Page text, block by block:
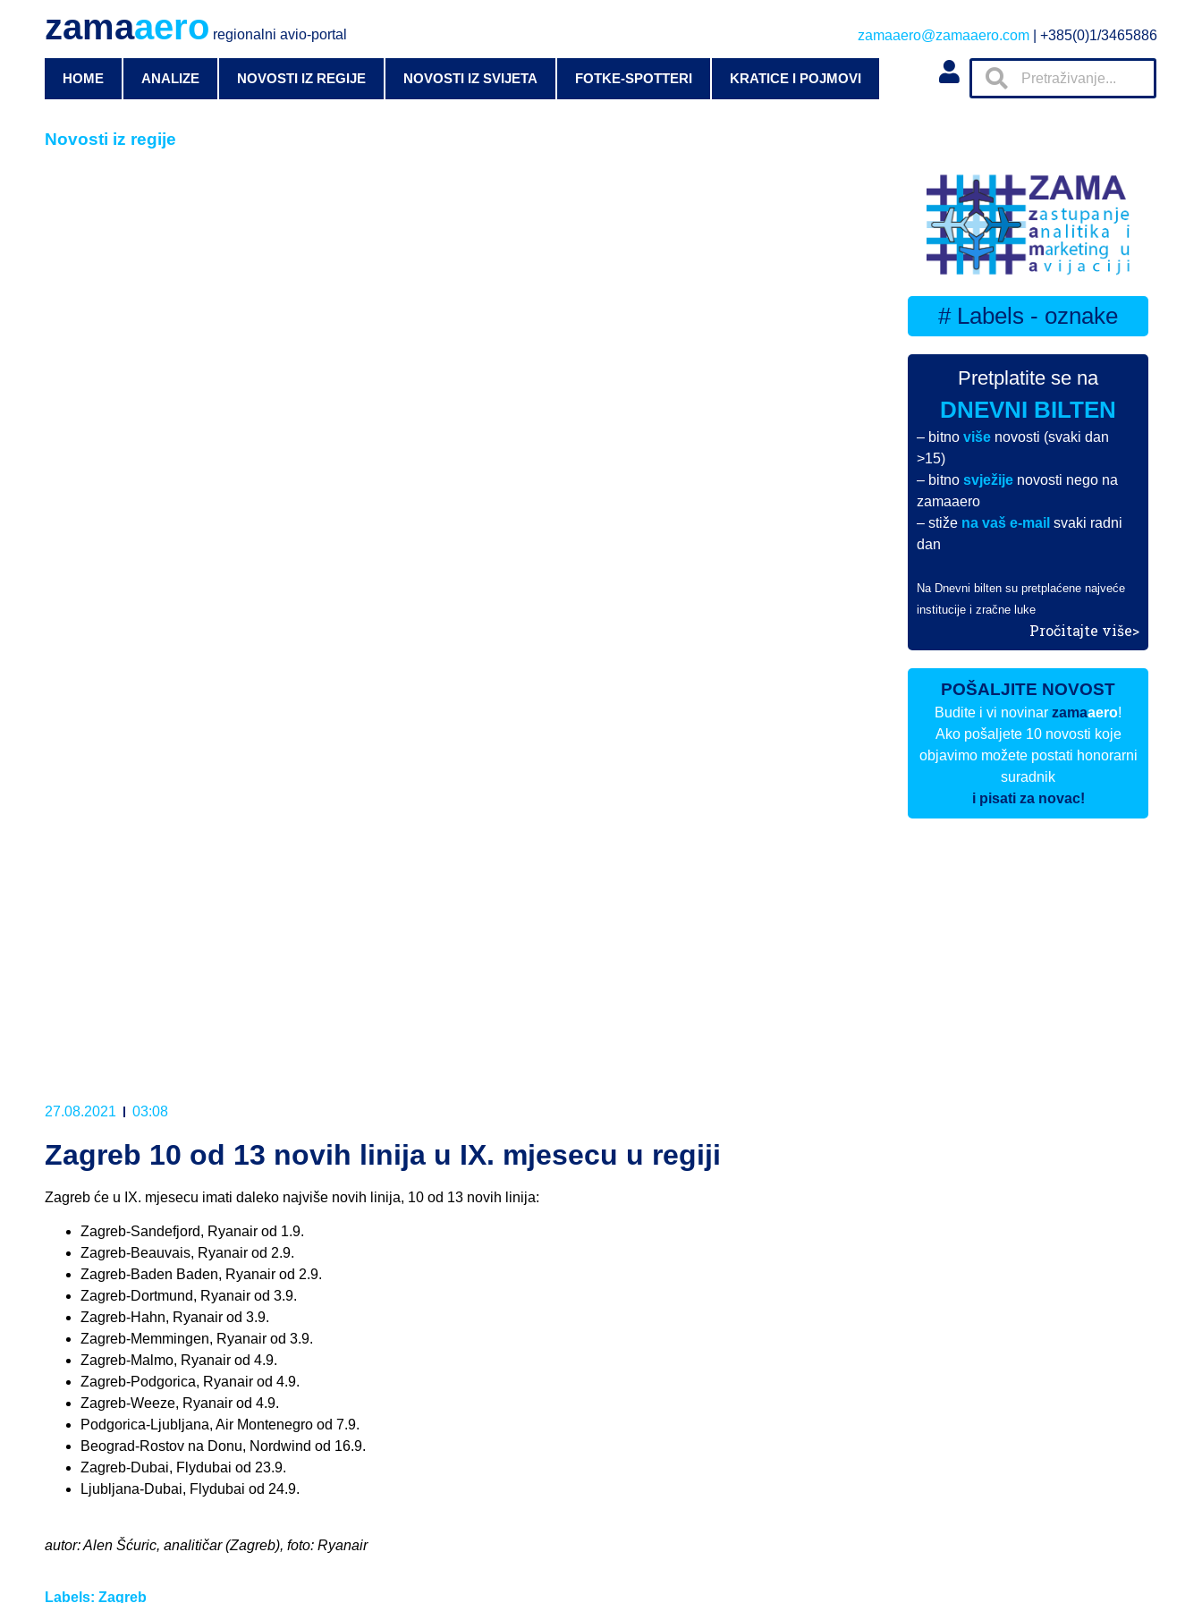
zamaaero regionalni avio-portal zamaaero@zamaaero.com | +385(0)1/3465886
HOME ANALIZE NOVOSTI IZ REGIJE NOVOSTI IZ SVIJETA FOTKE-SPOTTERI KRATICE I POJMOVI
Novosti iz regije
27.08.2021 03:08
Zagreb 10 od 13 novih linija u IX. mjesecu u regiji
Zagreb će u IX. mjesecu imati daleko najviše novih linija, 10 od 13 novih linija:
Zagreb-Sandefjord, Ryanair od 1.9.
Zagreb-Beauvais, Ryanair od 2.9.
Zagreb-Baden Baden, Ryanair od 2.9.
Zagreb-Dortmund, Ryanair od 3.9.
Zagreb-Hahn, Ryanair od 3.9.
Zagreb-Memmingen, Ryanair od 3.9.
Zagreb-Malmo, Ryanair od 4.9.
Zagreb-Podgorica, Ryanair od 4.9.
Zagreb-Weeze, Ryanair od 4.9.
Podgorica-Ljubljana, Air Montenegro od 7.9.
Beograd-Rostov na Donu, Nordwind od 16.9.
Zagreb-Dubai, Flydubai od 23.9.
Ljubljana-Dubai, Flydubai od 24.9.
autor: Alen Šćuric, analitičar (Zagreb), foto: Ryanair
Labels: Zagreb
# Labels - oznake
Pretplatite se na
DNEVNI BILTEN
– bitnoviše novosti (svaki dan
>15)
– bitnosvježije novosti nego na
zamaaero
– stiže na vaš e-mail svaki radni
dan
Na Dnevni bilten su pretplaćene najveće
institucije i zračne luke
Pročitajte više>
POŠALJITE NOVOST
Budite i vi novinarzamaaero!
Ako pošaljete 10 novosti koje
objavimo možete postati honorarni
suradnik
i pisati za novac!